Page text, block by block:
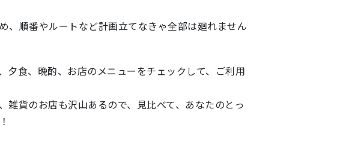
、順番やルートなど計画立てなきゃ全部は廻れません
夕食、晩酌、お店のメニューをチェックして、ご利用
雑貨のお店も沢山あるので、見比べて、あなたのとっ